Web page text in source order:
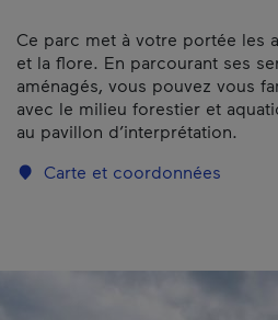
Ce parc met à votre portée les
et la flore. En parcourant ses
aménagés, vous pouvez vous
avec le milieu forestier et
au pavillon d’interprétation.
Carte et coordonnées